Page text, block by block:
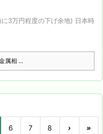
3万円程度の下げ余地) 日本時
属相 ...
6 7 8 › »